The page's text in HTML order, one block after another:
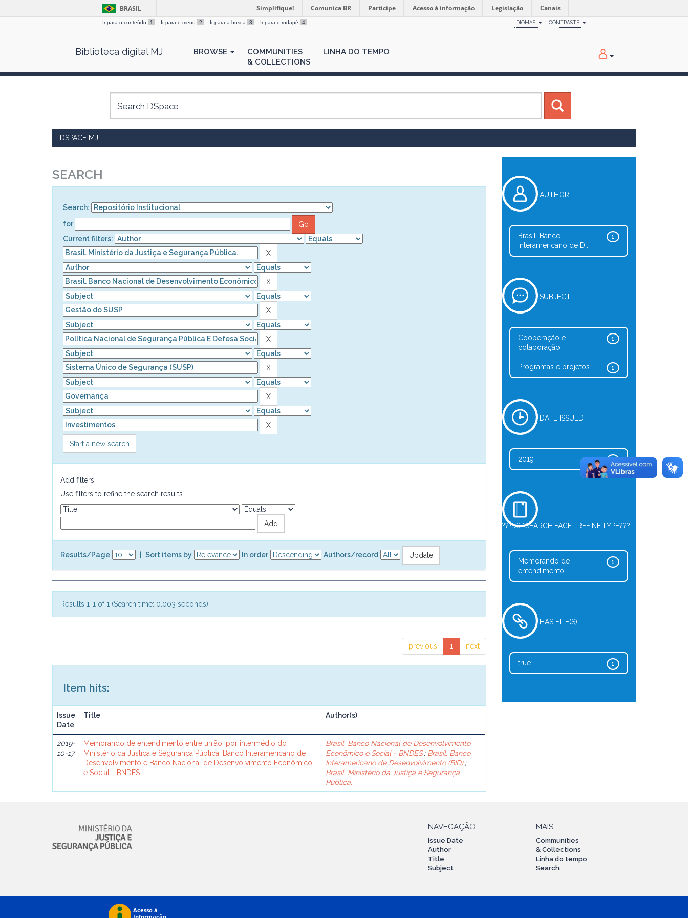
BRASIL Simplifique! Comunica BR Participe Acesso à informação Legislação Canais
Ir para o conteúdo 1 Ir para o menu 2 Ir para a busca 3 Ir para o rodapé 4 IDIOMAS CONTRASTE
Biblioteca digital MJ BROWSE
COMMUNITIES
& COLLECTIONS
LINHA DO TEMPO
DSPACE MJ
SEARCH
Search:
for
Current filters:
Start a new search
Add filters:
Use filters to refine the search results.
Results/Page Sort items by In order Authors/record
Results 1-1 of 1 (Search time: 0.003 seconds).
previous 1 next
Item hits:
Issue
Date
Title Author(s)
2019-
10-17
Memorando de entendimento entre união, por intermédio do
Ministério da Justiça e Segurança Pública, Banco Interamericano de
Desenvolvimento e Banco Nacional de Desenvolvimento Econômico
e Social - BNDES
Brasil. Banco Nacional de Desenvolvimento
Econômico e Social - BNDES.; Brasil. Banco
Interamericano de Desenvolvimento (BID).;
Brasil. Ministério da Justiça e Segurança
Pública.
AUTHOR
1
Brasil. Banco
Interamericano de D...
SUBJECT
1
Cooperação e
colaboração
1
Programas e projetos
DATE ISSUED
1
2019
???JSP.SEARCH.FACET.REFINE.TYPE???
1
Memorando de
entendimento
HAS FILE(S)
1
true
NAVEGAÇÃO
Issue Date
Author
Title
Subject
MAIS
Communities
& Collections
Linha do tempo
Search